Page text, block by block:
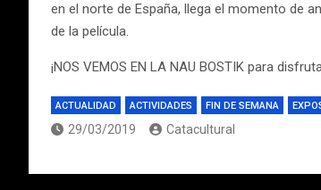
en el norte de España, llega el momento de
de la película.
¡NOS VEMOS EN LA NAU BOSTIK para
ACTUALIDAD ACTIVIDADES FIN DE SEMANA
29/03/2019 Catacultural